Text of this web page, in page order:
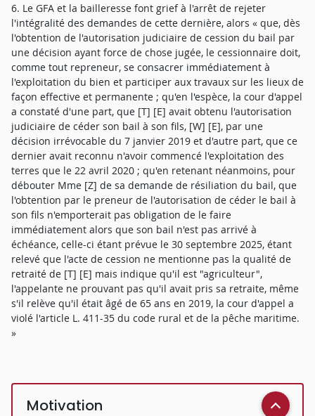
6. Le GFA et la bailleresse font grief à l'arrêt de rejeter
l'intégralité des demandes de cette dernière, alors « que, dès
l'obtention de l'autorisation judiciaire de cession du bail par
une décision ayant force de chose jugée, le cessionnaire doit,
comme tout repreneur, se consacrer immédiatement à
l'exploitation du bien et participer aux travaux sur les lieux de
façon effective et permanente ; qu'en l'espèce, la cour d'appel
a constaté d'une part, que [T] [E] avait obtenu l'autorisation
judiciaire de céder son bail à son fils, [W] [E], par une
décision irrévocable du 7 janvier 2019 et d'autre part, que ce
dernier avait reconnu n'avoir commencé l'exploitation des
terres que le 22 avril 2020 ; qu'en retenant néanmoins, pour
débouter Mme [Z] de sa demande de résiliation du bail, que
l'obtention par le preneur de l'autorisation de céder le bail à
son fils n'emporterait pas obligation de le faire
immédiatement alors que son bail n'est pas arrivé à
échéance, celle-ci étant prévue le 30 septembre 2025, étant
relevé que l'acte de cession ne mentionne pas la qualité de
retraité de [T] [E] mais indique qu'il est "agriculteur",
l'appelante ne prouvant pas qu'il avait pris sa retraite, même
s'il relève qu'il était âgé de 65 ans en 2019, la cour d'appel a
violé l'article L. 411-35 du code rural et de la pêche maritime.
»
Motivation